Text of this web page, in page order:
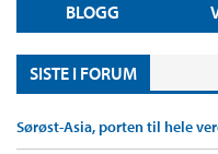
BLOGG
SISTE I FORUM
Sørøst-Asia, porten til hele